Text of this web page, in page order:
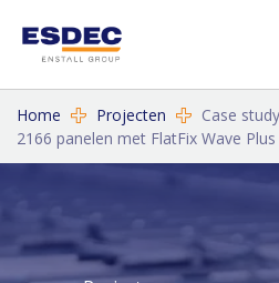
Home Projecten
Case
2166 panelen met FlatFix Wave